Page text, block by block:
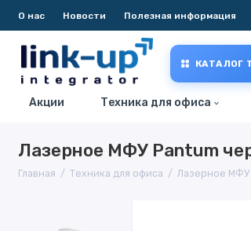
О нас Новости Полезная информация
КАТАЛОГ
Акции Техника для офиса
Лазерное МФУ Pantum
Главная Техника для офиса Лазерное МФУ